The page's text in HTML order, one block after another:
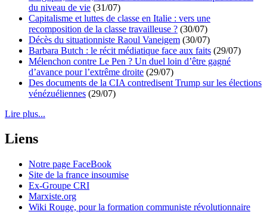
du niveau de vie (31/07)
Capitalisme et luttes de classe en Italie : vers une
recomposition de la classe travailleuse ? (30/07)
Décès du situationniste Raoul Vaneigem (30/07)
Barbara Butch : le récit médiatique face aux faits (29/07)
Mélenchon contre Le Pen ? Un duel loin d’être gagné
d’avance pour l’extrême droite (29/07)
Des documents de la CIA contredisent Trump sur les élections
vénézuéliennes (29/07)
Lire plus...
Liens
Notre page FaceBook
Site de la france insoumise
Ex-Groupe CRI
Marxiste.org
Wiki Rouge, pour la formation communiste révolutionnaire